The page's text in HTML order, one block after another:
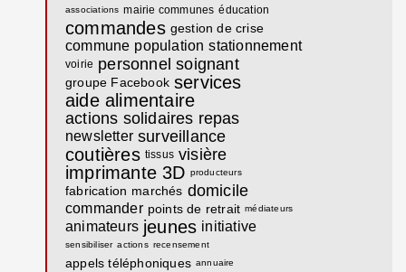
associations mairie communes éducation
commandes gestion de crise
commune population stationnement
voirie personnel soignant
groupe Facebook services
aide alimentaire
actions solidaires repas
newsletter surveillance
coutières tissus visière
imprimante 3D producteurs
fabrication marchés domicile
commander points de retrait médiateurs
animateurs jeunes initiative
sensibiliser actions recensement
appels téléphoniques annuaire